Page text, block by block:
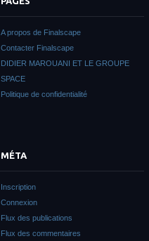
A propos de Finalscape
Contacter Finalscape
DIDIER MAROUANI ET LE GROUPE
SPACE
Politique de confidentialité
MÉTA
Inscription
Connexion
Flux des publications
Flux des commentaires